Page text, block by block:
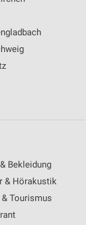
Bekleidung
& Hörakustik
& Tourismus